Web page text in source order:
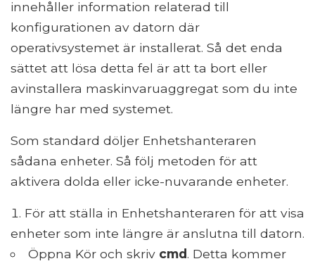
innehåller information relaterad till
konfigurationen av datorn där
operativsystemet är installerat. Så det enda
sättet att lösa detta fel är att ta bort eller
avinstallera maskinvaruaggregat som du inte
längre har med systemet.
Som standard döljer Enhetshanteraren
sådana enheter. Så följ metoden för att
aktivera dolda eller icke-nuvarande enheter.
För att ställa in Enhetshanteraren för att visa
enheter som inte längre är anslutna till datorn.
Öppna Kör och skriv cmd. Detta kommer